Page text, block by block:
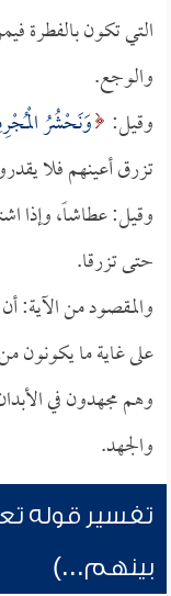
التي تكون بالفطرة
والوجع.
وقيل: وَنَحْشُرُ
تزرق أعينهم فلا
وقيل: عطاشاً، وإذا
حتى تزرقا.
والمقصود من الآية:
على غاية ما يكونون
وهم مجهدون في
والجهد.
تفسير قوله
بينهم...)